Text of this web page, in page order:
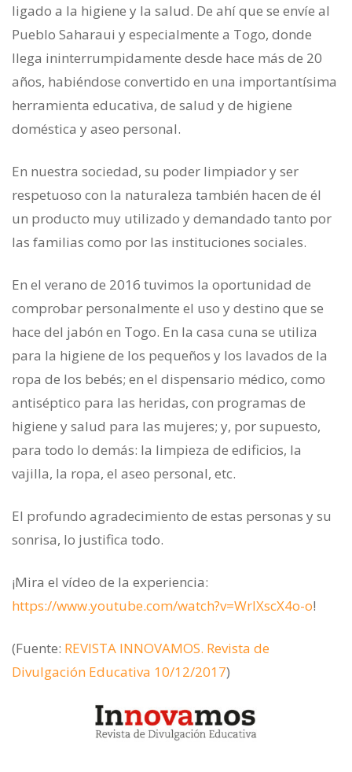
ligado a la higiene y la salud. De ahí que se envíe al
Pueblo Saharaui y especialmente a Togo, donde
llega ininterrumpidamente desde hace más de 20
años, habiéndose convertido en una importantísima
herramienta educativa, de salud y de higiene
doméstica y aseo personal.
En nuestra sociedad, su poder limpiador y ser
respetuoso con la naturaleza también hacen de él
un producto muy utilizado y demandado tanto por
las familias como por las instituciones sociales.
En el verano de 2016 tuvimos la oportunidad de
comprobar personalmente el uso y destino que se
hace del jabón en Togo. En la casa cuna se utiliza
para la higiene de los pequeños y los lavados de la
ropa de los bebés; en el dispensario médico, como
antiséptico para las heridas, con programas de
higiene y salud para las mujeres; y, por supuesto,
para todo lo demás: la limpieza de edificios, la
vajilla, la ropa, el aseo personal, etc.
El profundo agradecimiento de estas personas y su
sonrisa, lo justifica todo.
¡Mira el vídeo de la experiencia:
https://www.youtube.com/watch?v=WrlXscX4o-o!
(Fuente: REVISTA INNOVAMOS. Revista de
Divulgación Educativa 10/12/2017)